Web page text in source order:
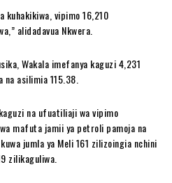
kuhakikiwa, vipimo 16,210
alidadavua Nkwera.
Wakala imefanya kaguzi 4,231
asilimia 115.38.
na ufuatiliaji wa vipimo
mafuta jamii ya petroli pamoja na
jumla ya Meli 161 zilizoingia nchini
zilikaguliwa.